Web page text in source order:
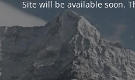
Site will be available soon.